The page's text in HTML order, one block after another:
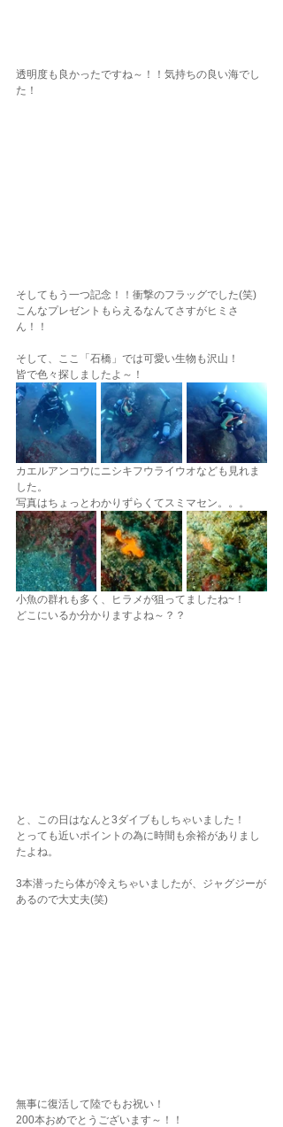
透明度も良かったですね～！！気持ちの良い海でし
た！
そしてもう一つ記念！！衝撃のフラッグでした(笑)
こんなプレゼントもらえるなんてさすがヒミさ
ん！！
そして、ここ「石橋」では可愛い生物も沢山！
皆で色々探しましたよ～！
カエルアンコウにニシキフウライウオなども見れま
した。
写真はちょっとわかりずらくてスミマセン。。。
小魚の群れも多く、ヒラメが狙ってましたね~！
どこにいるか分かりますよね～？？
と、この日はなんと3ダイブもしちゃいました！
とっても近いポイントの為に時間も余裕がありまし
たよね。
3本潜ったら体が冷えちゃいましたが、ジャグジーが
あるので大丈夫(笑)
無事に復活して陸でもお祝い！
200本おめでとうございます～！！